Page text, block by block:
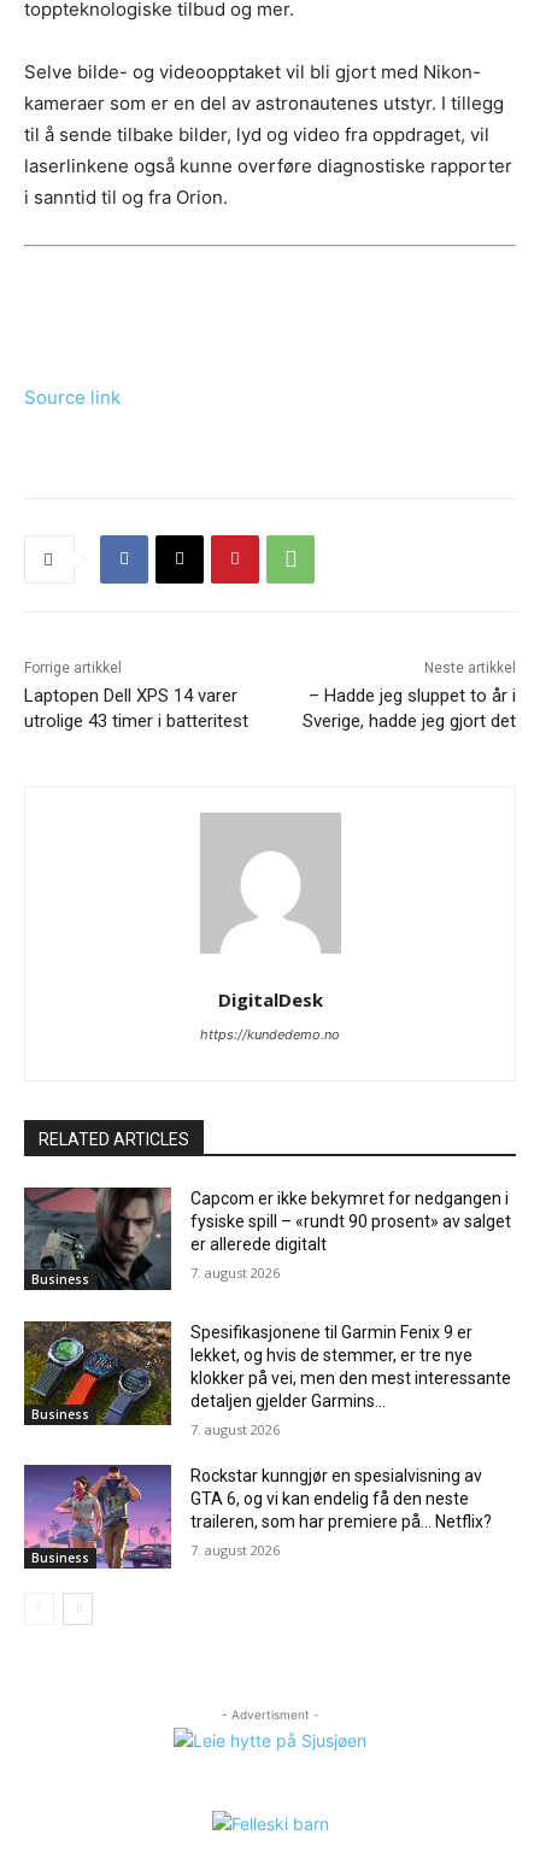
toppteknologiske tilbud og mer.
Selve bilde- og videoopptaket vil bli gjort med Nikon-
kameraer som er en del av astronautenes utstyr. I tillegg
til å sende tilbake bilder, lyd og video fra oppdraget, vil
laserlinkene også kunne overføre diagnostiske rapporter
i sanntid til og fra Orion.
Source link
Forrige artikkel
Laptopen Dell XPS 14 varer
utrolige 43 timer i batteritest
Neste artikkel
– Hadde jeg sluppet to år i
Sverige, hadde jeg gjort det
DigitalDesk
https://kundedemo.no
RELATED ARTICLES
Business
Capcom er ikke bekymret for nedgangen i
fysiske spill – «rundt 90 prosent» av salget
er allerede digitalt
7. august 2026
Business
Spesifikasjonene til Garmin Fenix ​​9 er
lekket, og hvis de stemmer, er tre nye
klokker på vei, men den mest interessante
detaljen gjelder Garmins...
7. august 2026
Business
Rockstar kunngjør en spesialvisning av
GTA 6, og vi kan endelig få den neste
traileren, som har premiere på… Netflix?
7. august 2026
- Advertisment -